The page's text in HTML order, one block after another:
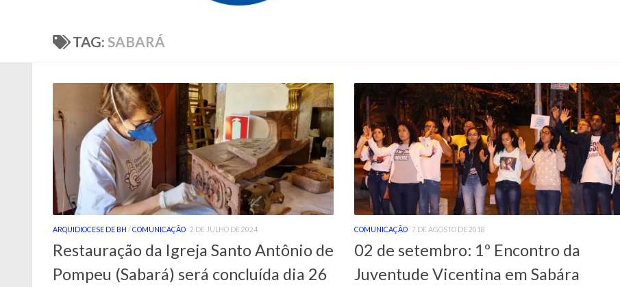
TAG: SABARÁ
ARQUIDIOCESE DE BH /COMUNICAÇÃO 2 DE JULHO DE 2024
Restauração da Igreja Santo Antônio de
Pompeu (Sabará) será concluída dia 26
COMUNICAÇÃO 7 DE AGOSTO DE 2018
02 de setembro: 1º Encontro da
Juventude Vicentina em Sabára